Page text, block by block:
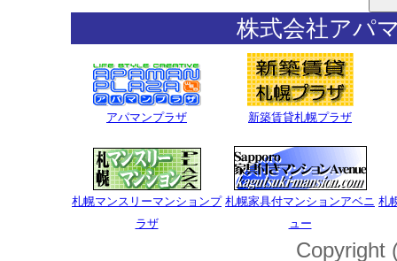
株式会社アパ
アパマンプラザ 新築賃貸札幌プラザ
札幌マンスリーマンションプ
ラザ
札幌家具付マンションアベニ
ュー
札
Copyright